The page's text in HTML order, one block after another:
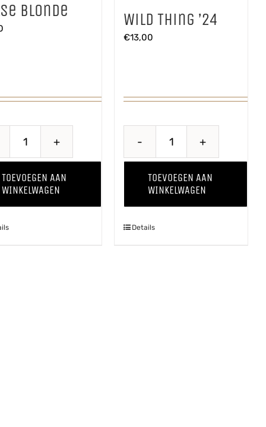
Blonde
aantal
TOEVOEGEN AAN
WINKELWAGEN
Wild Thing ’24
€13,00
'24
TOEVOEGEN AAN
WINKELWAGEN
Details